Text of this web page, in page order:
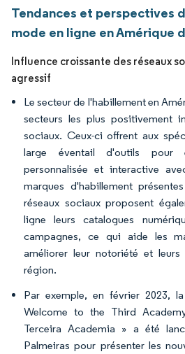
Tendances et perspectives
mode en ligne en Amérique
Influence croissante des réseaux
agressif
Le secteur de l'habillement en
secteurs les plus positivement
sociaux. Ceux-ci offrent aux
large éventail d'outils pour
personnalisée et interactive
marques d'habillement
réseaux sociaux proposent
ligne leurs catalogues
campagnes, ce qui aide les
améliorer leur notoriété et
région.
Par exemple, en février 2023,
Welcome to the Third
Terceira Academia » a été
Palmeiras pour présenter les